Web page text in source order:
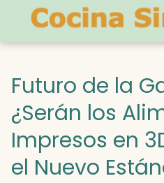
Futuro de la
¿Serán los
Impresos en
el Nuevo